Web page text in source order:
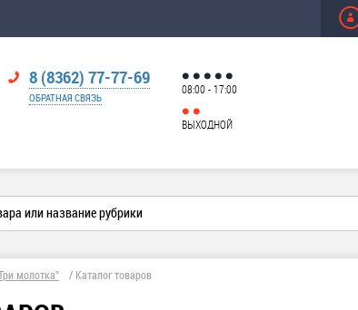
8 (8362) 77-77-69
ОБРАТНАЯ СВЯЗЬ
08:00 - 17:00
ВЫХОДНОЙ
молотка" / Каталог товаров